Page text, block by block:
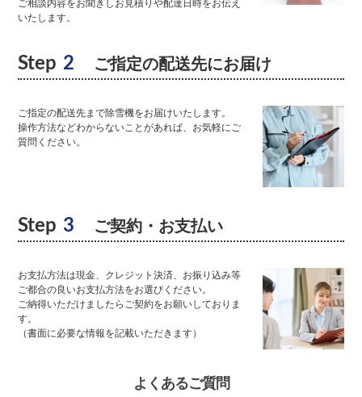
ご相談内容をお聞きしお見積りや配達日時をお伝え
いたします。
Step 2 ご指定の配送先にお届け
ご指定の配送先まで除雪機をお届けいたします。
操作方法などわからないことがあれば、お気軽にご
質問ください。
Step 3 ご契約・お支払い
お支払方法は現金、クレジット決済、お振り込み等
ご都合の良いお支払方法をお選びください。
ご納得いただけましたらご契約をお願いしておりま
す。
（書面に必要な情報を記載いただきます）
よくあるご質問